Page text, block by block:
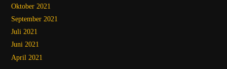
Oktober 2021
September 2021
Juli 2021
Juni 2021
April 2021